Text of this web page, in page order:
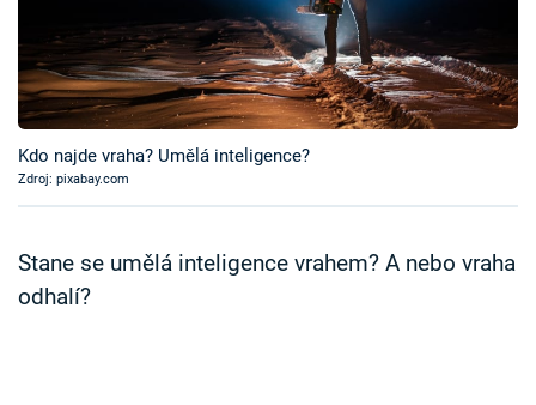
Časopis
Sledujte prima+
Sledujte nás
Kdo najde vraha? Umělá inteligence?
Zdroj: pixabay.com
Stane se umělá inteligence vrahem? A nebo vraha
odhalí?